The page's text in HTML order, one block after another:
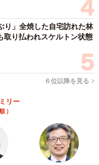
り」全焼した自宅訪れた林
り払われスケルトン状態
６位以降を見る
リー
）